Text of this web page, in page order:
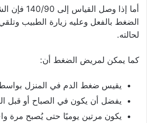
أما إذا وصل
الضغط بالفعل وعليه زيارة الطبيب
لحالته.
كما يمكن لمريض الضغط أن:
يقيس ضغط الدم في المنزل بواسطة
يفضل أن يكون في الصباح أو قبل
يكون مرتين يوميًا حتى يُصبح مرة